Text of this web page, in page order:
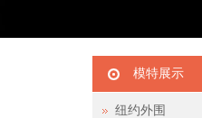
模特展示
纽约外围